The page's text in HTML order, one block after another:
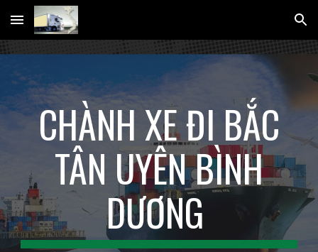
Skip to main content Skip to navigation
CHÀNH XE ĐI BẮC
TÂN UYÊN BÌNH
DƯƠNG